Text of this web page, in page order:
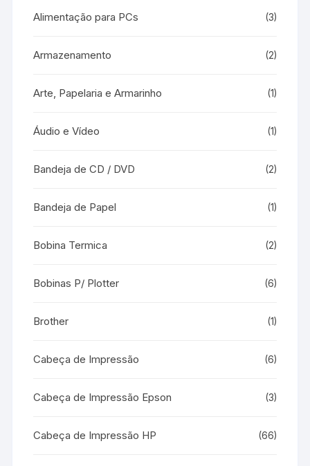
Alimentação para PCs (3)
Armazenamento (2)
Arte, Papelaria e Armarinho (1)
Áudio e Vídeo (1)
Bandeja de CD / DVD (2)
Bandeja de Papel (1)
Bobina Termica (2)
Bobinas P/ Plotter (6)
Brother (1)
Cabeça de Impressão (6)
Cabeça de Impressão Epson (3)
Cabeça de Impressão HP (66)